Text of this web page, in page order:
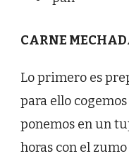
CARNE
Lo primero es
para ello
ponemos en un
horas con el